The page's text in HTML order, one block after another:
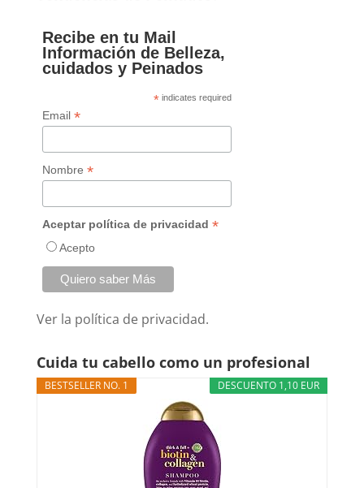
Recibe en tu Mail
Información de Belleza,
cuidados y Peinados
* indicates required
Email*
Nombre*
Aceptar política de privacidad*
Acepto
Ver la política de privacidad.
Cuida tu cabello como un profesional
DESCUENTO 1,10 EUR
BESTSELLER NO. 1